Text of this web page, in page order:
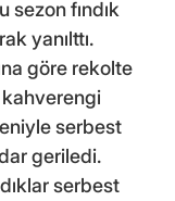
sezon fındık
yanılttı.
göre rekolte
kahverengi
serbest
geriledi.
serbest